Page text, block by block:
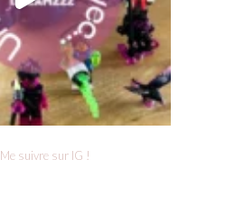
Me suivre sur IG !